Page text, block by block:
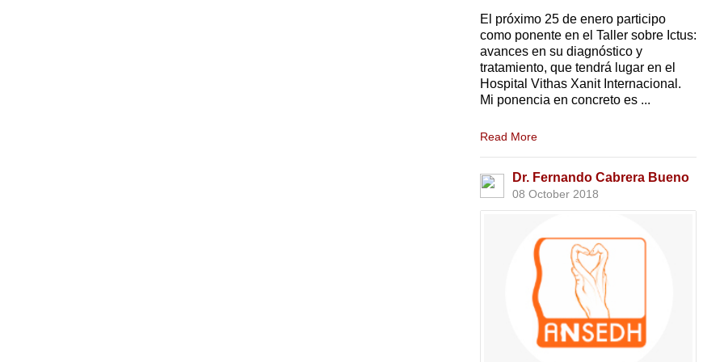
El próximo 25 de enero participo
como ponente en el Taller sobre Ictus:
avances en su diagnóstico y
tratamiento, que tendrá lugar en el
Hospital Vithas Xanit Internacional.
Mi ponencia en concreto es ...
Read More
Dr. Fernando Cabrera Bueno
08 October 2018